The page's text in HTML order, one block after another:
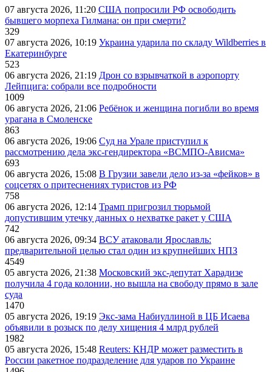
07 августа 2026, 11:20 США попросили РФ освободить
бывшего морпеха Гилмана: он при смерти?
329
07 августа 2026, 10:19 Украина ударила по складу Wildberries в
Екатеринбурге
523
06 августа 2026, 21:19 Дрон со взрывчаткой в аэропорту
Лейпцига: собрали все подробности
1009
06 августа 2026, 21:06 Ребёнок и женщина погибли во время
урагана в Смоленске
863
06 августа 2026, 19:06 Суд на Урале приступил к
рассмотрению дела экс-гендиректора «ВСМПО-Ависма»
693
06 августа 2026, 15:08 В Грузии завели дело из-за «фейков» в
соцсетях о притеснениях туристов из РФ
758
06 августа 2026, 12:14 Трамп пригрозил тюрьмой
допустившим утечку данных о нехватке ракет у США
742
06 августа 2026, 09:34 ВСУ атаковали Ярославль:
предварительной целью стал один из крупнейших НПЗ
4549
05 августа 2026, 21:38 Московский экс-депутат Харадизе
получила 4 года колонии, но вышла на свободу прямо в зале
суда
1470
05 августа 2026, 19:19 Экс-зама Набиуллиной в ЦБ Исаева
объявили в розыск по делу хищения 4 млрд рублей
1982
05 августа 2026, 15:48 Reuters: КНДР может разместить в
России ракетное подразделение для ударов по Украине